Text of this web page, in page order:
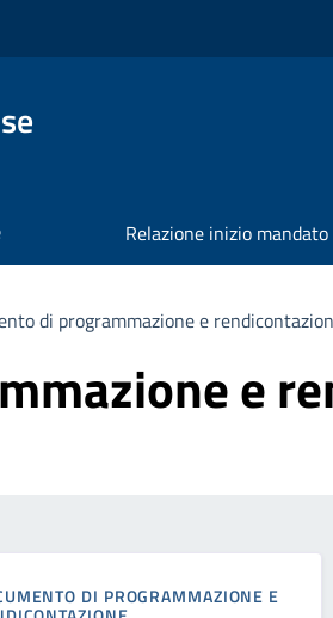
Relazione inizio mandato
di programmazione e
e
DI PROGRAMMAZIONE E